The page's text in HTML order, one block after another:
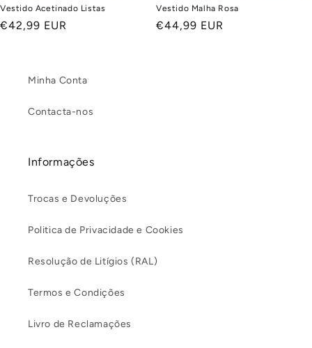
Vestido Acetinado Listas
Preço
€42,99 EUR
Vestido Malha Rosa
Preço
€44,99 EUR
Minha Conta
Contacta-nos
Informações
Trocas e Devoluções
Politica de Privacidade e Cookies
Resolução de Litígios (RAL)
Termos e Condições
Livro de Reclamações